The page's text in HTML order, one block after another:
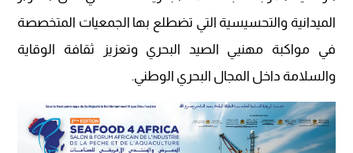
الميدانية والتحسيسية التي تضطلع بها الجمعيات المتخصصة
في مواكبة مهنيي الصيد البحري وتعزيز ثقافة الوقاية
والسلامة داخل المجال البحري الوطني.